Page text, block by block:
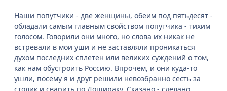
Наши попутчики - две женщины, обеим под пятьдесят -
обладали самым главным свойством попутчика - тихим
голосом. Говорили они много, но слова их никак не
встревали в мои уши и не заставляли проникаться
духом последних сплетен или великих суждений о том,
как нам обустроить Россию. Впрочем, и они куда-то
ушли, посему я и друг решили невозбранно сесть за